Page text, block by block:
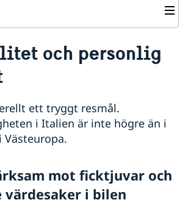
till svenskar i Italien
ID
skadad
i Italien
om pass
för vuxen
för minderårig (första passet)
pass
i Sverige
folkbokförd i Italien
folkbokförd i ett tredje land
församlingens präst
situationer
legaliseringar
och katastrofer
sedvänjor
och personlig
ett tryggt resmål.
i Italien är inte högre än i
Västeuropa.
mot ficktjuvar och
värdesaker i bilen